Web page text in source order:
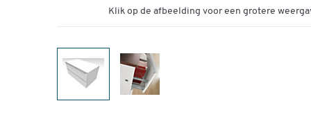
Klik op de afbeelding voor een grotere